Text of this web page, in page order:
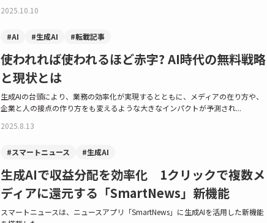
2025.10.10
#AI #生成AI #転載記事
使われれば使われるほど赤字? AI時代の無料戦略
と現状とは
生成AIの台頭により、業務の効率化が実現するとともに、メディアの在り方や、
企業と人の接点の作り方をも変えるような大きなインパクトが予測され...
2025.8.13
#スマートニュース #生成AI
生成AIで収益分配を効率化 1クリックで複数メ
ディアに還元する「SmartNews」新機能
スマートニュースは、ニュースアプリ「SmartNews」に生成AIを活用した新機能